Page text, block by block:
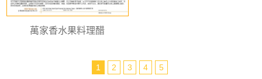
萬家香水果料理醋
1 2 3 4 5